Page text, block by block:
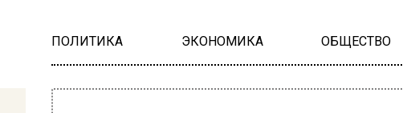
ПОЛИТИКА ЭКОНОМИКА ОБЩЕСТВО